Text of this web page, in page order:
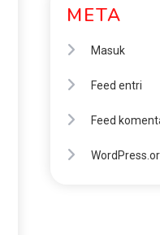
META
Masuk
Feed entri
Feed